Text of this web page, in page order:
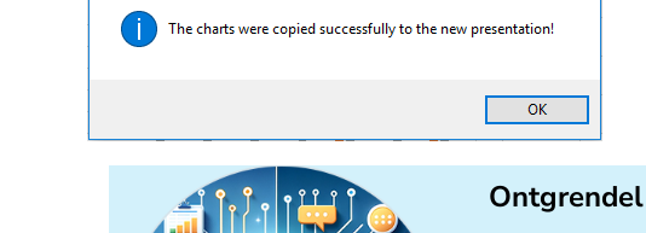
If pptApp.Presentations.Count
Slides.Count > 0
            xActiveSlideNow
= pptApp
Else
Set pptSlide pptPres